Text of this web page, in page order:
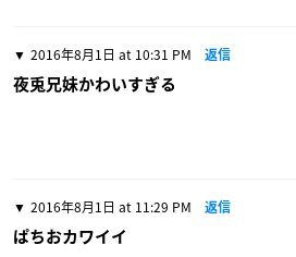
2016年8月1日 at 10:31 PM 返信
夜兎兄妹かわいすぎる
2016年8月1日 at 11:29 PM 返信
ぱちおカワイイ